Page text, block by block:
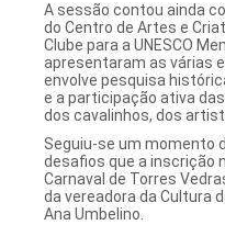
A sessão contou ainda
do Centro de Artes e
Clube para a UNESCO
apresentaram as várias
envolve pesquisa
e a participação ativa
dos cavalinhos, dos
Seguiu-se um momento
desafios que a inscrição
Carnaval de Torres
da vereadora da Cultura
Ana Umbelino.